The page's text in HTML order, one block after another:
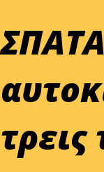
τρεις